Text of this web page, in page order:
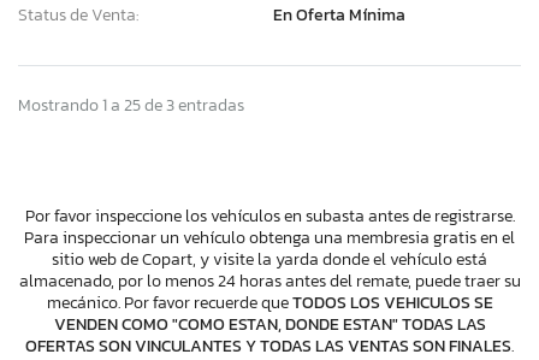
Status de Venta:
En Oferta Mínima
Mostrando 1 a 25 de 3 entradas
Por favor inspeccione los vehículos en subasta antes de registrarse.
Para inspeccionar un vehículo obtenga una membresia gratis en el
sitio web de Copart, y visite la yarda donde el vehículo está
almacenado, por lo menos 24 horas antes del remate, puede traer su
mecánico. Por favor recuerde queTODOS LOS VEHICULOS SE
VENDEN COMO "COMO ESTAN, DONDE ESTAN" TODAS LAS
OFERTAS SON VINCULANTES Y TODAS LAS VENTAS SON FINALES.